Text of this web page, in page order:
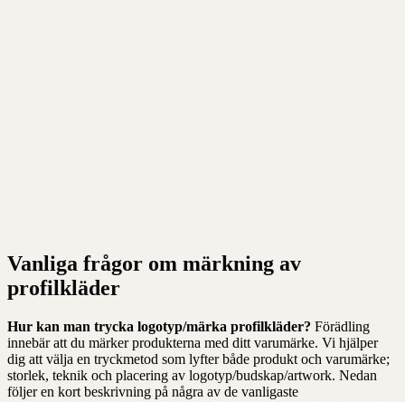
Vanliga frågor om märkning av
profilkläder
Hur kan man trycka logotyp/märka profilkläder? Förädling
innebär att du märker produkterna med ditt varumärke. Vi hjälper
dig att välja en tryckmetod som lyfter både produkt och varumärke;
storlek, teknik och placering av logotyp/budskap/artwork. Nedan
följer en kort beskrivning på några av de vanligaste